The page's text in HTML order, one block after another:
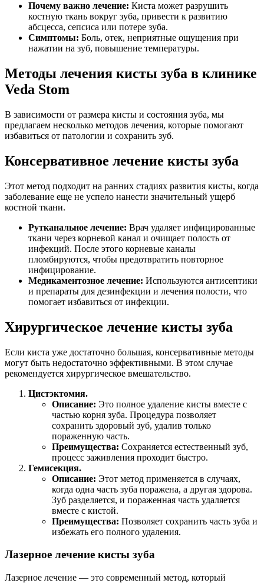
Почему важно лечение: Киста может разрушить
костную ткань вокруг зуба, привести к развитию
абсцесса, сепсиса или потере зуба.
Симптомы: Боль, отек, неприятные ощущения при
нажатии на зуб, повышение температуры.
Методы лечения кисты зуба в клинике
Veda Stom
В зависимости от размера кисты и состояния зуба, мы
предлагаем несколько методов лечения, которые помогают
избавиться от патологии и сохранить зуб.
Консервативное лечение кисты зуба
Этот метод подходит на ранних стадиях развития кисты, когда
заболевание еще не успело нанести значительный ущерб
костной ткани.
Рутканальное лечение: Врач удаляет инфицированные
ткани через корневой канал и очищает полость от
инфекций. После этого корневые каналы
пломбируются, чтобы предотвратить повторное
инфицирование.
Медикаментозное лечение: Используются антисептики
и препараты для дезинфекции и лечения полости, что
помогает избавиться от инфекции.
Хирургическое лечение кисты зуба
Если киста уже достаточно большая, консервативные методы
могут быть недостаточно эффективными. В этом случае
рекомендуется хирургическое вмешательство.
Цистэктомия.
Описание: Это полное удаление кисты вместе с
частью корня зуба. Процедура позволяет
сохранить здоровый зуб, удалив только
пораженную часть.
Преимущества: Сохраняется естественный зуб,
процесс заживления проходит быстро.
Гемисекция.
Описание: Этот метод применяется в случаях,
когда одна часть зуба поражена, а другая здорова.
Зуб разделяется, и пораженная часть удаляется
вместе с кистой.
Преимущества: Позволяет сохранить часть зуба и
избежать его полного удаления.
Лазерное лечение кисты зуба
Лазерное лечение — это современный метод, который